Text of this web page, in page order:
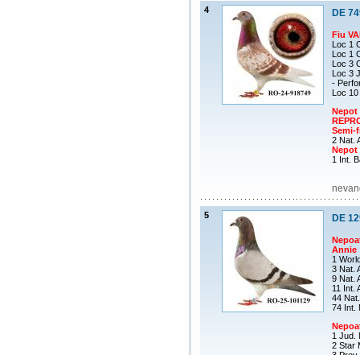
4 DE
Fiu
Loc 1
Loc 1
Loc 3
Loc 3
-
Loc
Nepot
Semi-
2 Nat.
Nepot
1 Int.
5 DE
Annie
1
3 Nat.
9 Nat.
11 Int.
44
74 Int.
1 Jud.
2 Star